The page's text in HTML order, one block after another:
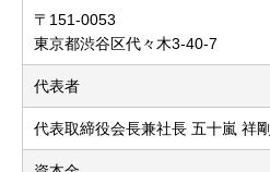
〒151-0053
東京都渋谷区代々木3-40-7
代表者
代表取締役会長兼社長 五十嵐 祥剛